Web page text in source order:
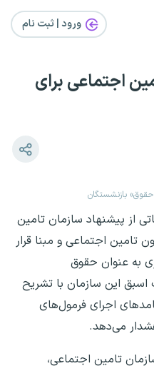
ورود | ثبت‌ نام
اجتماعی برای
بازنشستگان
از پیشنهاد سازمان تامین
برای اصلاح ماده ۷۷ قانون تامین اجتماعی و مبنا قرار
به عنوان حقوق
این سازمان با تشریح
اجرای فرمول‌های
می‌دهد.
تامین اجتماعی،